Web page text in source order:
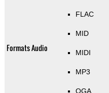
Formats Audio
FLAC
MID
MIDI
MP3
OGA